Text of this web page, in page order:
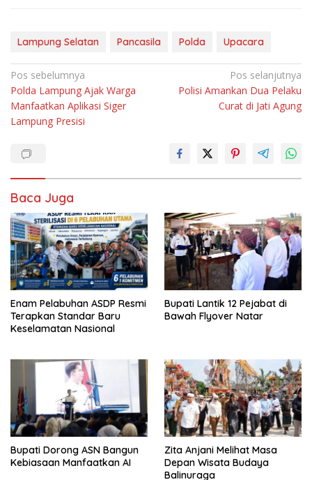
Lampung Selatan Pancasila Polda Upacara
Navigasi
pos
Pos sebelumnya
Polda Lampung Ajak Warga
Manfaatkan Aplikasi Siger
Lampung Presisi
Pos selanjutnya
Polisi Amankan Dua Pelaku
Curat di Jati Agung
Baca Juga
Enam Pelabuhan ASDP Resmi
Terapkan Standar Baru
Keselamatan Nasional
Bupati Lantik 12 Pejabat di
Bawah Flyover Natar
Bupati Dorong ASN Bangun
Kebiasaan Manfaatkan AI
Zita Anjani Melihat Masa
Depan Wisata Budaya
Balinuraga